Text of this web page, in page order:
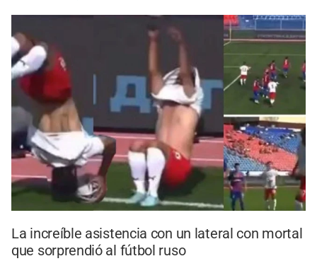
La increíble asistencia con un lateral con mortal
que sorprendió al fútbol ruso